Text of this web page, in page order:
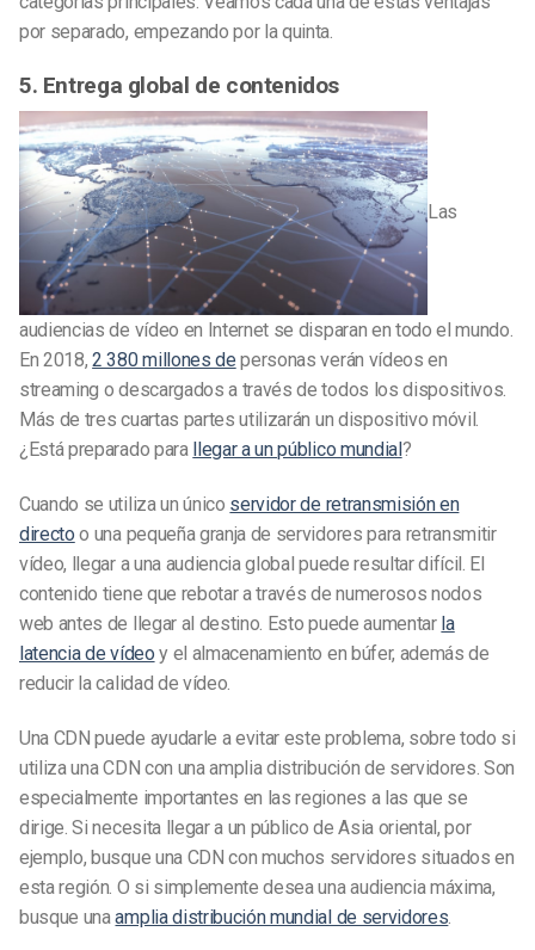
por separado, empezando por la quinta.
5. Entrega global de contenidos
Las
audiencias de vídeo en Internet se disparan en todo el mundo.
En 2018,2 380 millones de personas verán vídeos en
streaming o descargados a través de todos los dispositivos.
Más de tres cuartas partes utilizarán un dispositivo móvil.
¿Está preparado para llegar a un público mundial ?
Cuando se utiliza un único servidor de retransmisión en
directo o una pequeña granja de servidores para retransmitir
vídeo, llegar a una audiencia global puede resultar difícil. El
contenido tiene que rebotar a través de numerosos nodos
web antes de llegar al destino. Esto puede aumentar la
latencia de vídeo y el almacenamiento en búfer, además de
reducir la calidad de vídeo.
Una CDN puede ayudarle a evitar este problema, sobre todo si
utiliza una CDN con una amplia distribución de servidores. Son
especialmente importantes en las regiones a las que se
dirige. Si necesita llegar a un público de Asia oriental, por
ejemplo, busque una CDN con muchos servidores situados en
esta región. O si simplemente desea una audiencia máxima,
busque unaamplia distribución mundial de servidores.